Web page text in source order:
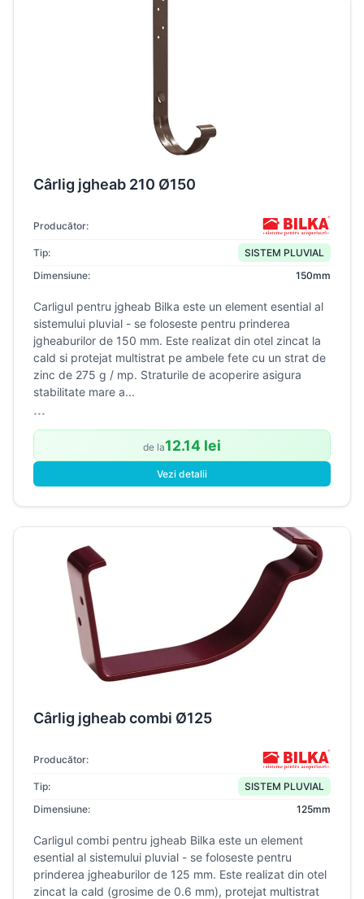
Cârlig jgheab 210 Ø150
Producător:
Tip:
SISTEM PLUVIAL
Dimensiune:
150mm
Carligul pentru jgheab Bilka este un element esential al
sistemului pluvial - se foloseste pentru prinderea
jgheaburilor de 150 mm. Este realizat din otel zincat la
cald si protejat multistrat pe ambele fete cu un strat de
zinc de 275 g / mp. Straturile de acoperire asigura
stabilitate mare a...
...
de la12.14 lei
Vezi detalii
Cârlig jgheab combi Ø125
Producător:
Tip:
SISTEM PLUVIAL
Dimensiune:
125mm
Carligul combi pentru jgheab Bilka este un element
esential al sistemului pluvial - se foloseste pentru
prinderea jgheaburilor de 125 mm. Este realizat din otel
zincat la cald (grosime de 0.6 mm), protejat multistrat